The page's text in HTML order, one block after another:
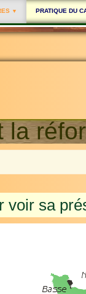
▼ PRATIQUE DU
la
voir sa